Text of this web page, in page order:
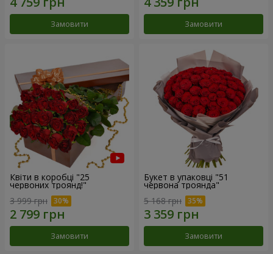
Замовити Замовити
Квіти в коробці "25
червоних троянд!"
3 999 грн
Замовити
Букет в упаковці "51
червона троянда"
5 168 грн
Замовити